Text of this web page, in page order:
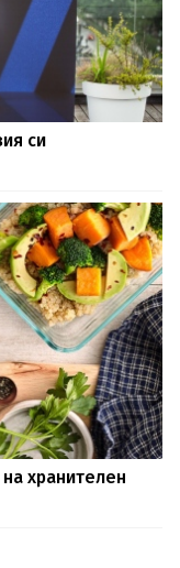
си
хранителен